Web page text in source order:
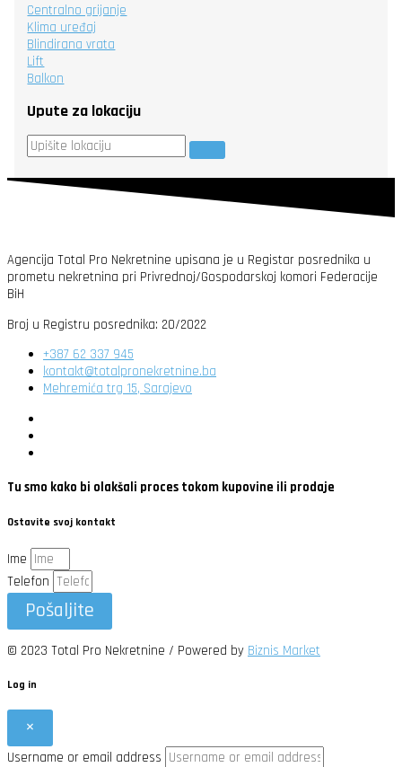
Centralno grijanje
Klima uređaj
Blindirana vrata
Lift
Balkon
Upute za lokaciju
Agencija Total Pro Nekretnine upisana je u Registar posrednika u
prometu nekretnina pri Privrednoj/Gospodarskoj komori Federacije
BiH
Broj u Registru posrednika: 20/2022
+387 62 337 945
kontakt@totalpronekretnine.ba
Mehremića trg 15, Sarajevo
Tu smo kako bi olakšali proces tokom kupovine ili prodaje
Ostavite svoj kontakt
Ime
Telefon
Pošaljite
© 2023 Total Pro Nekretnine / Powered by Biznis Market
Log in
×
Username or email address